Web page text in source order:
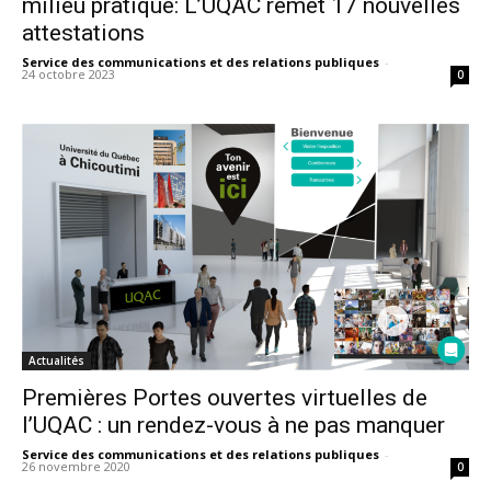
milieu pratique: L’UQAC remet 17 nouvelles
attestations
Service des communications et des relations publiques -
24 octobre 2023 0
Actualités
Premières Portes ouvertes virtuelles de
l’UQAC : un rendez-vous à ne pas manquer
Service des communications et des relations publiques -
26 novembre 2020 0